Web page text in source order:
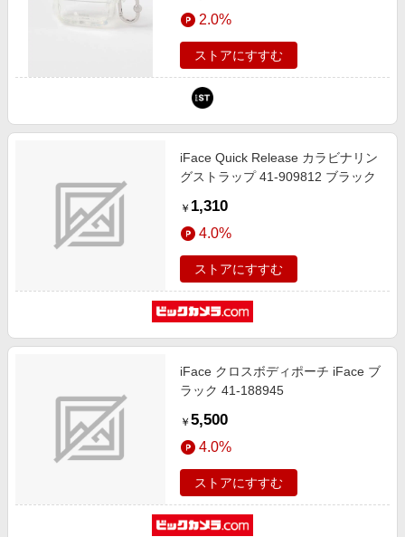
ィ）2.0%
ストアにすすむ
iFace Quick Release カラビナリン
グストラップ 41-909812 ブラック
￥ 1,310
4.0%
ストアにすすむ
iFace クロスボディポーチ iFace ブ
ラック 41-188945
￥ 5,500
4.0%
ストアにすすむ